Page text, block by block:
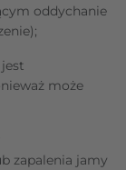
oddychanie
może
zapalenia jamy